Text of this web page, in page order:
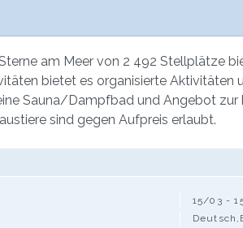
am Meer von 2 492 Stellplätze
bietet es organisierte Aktivitäten
Sauna/Dampfbad und Angebot
sind gegen Aufpreis erlaubt.
15/03 -